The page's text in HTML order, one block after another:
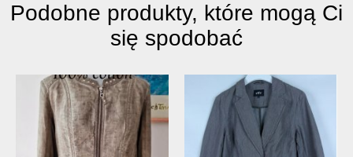
Podobne produkty, które mogą Ci
się spodobać